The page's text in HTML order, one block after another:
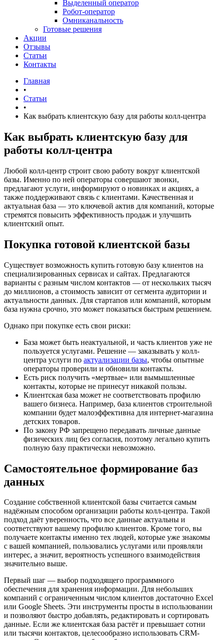
Выделенный оператор
Робот-оператор
Омниканальность
Готовые решения
Акции
Отзывы
Статьи
Контакты
Главная
•
Статьи
•
Как выбрать клиентскую базу для работы колл-центра
Как выбрать клиентскую базу для
работы колл-центра
Любой колл-центр строит свою работу вокруг клиентской
базы. Именно по ней операторы совершают звонки,
предлагают услуги, информируют о новинках и акциях, а
также поддерживают связь с клиентами. Качественная и
актуальная база — это ключевой актив для компаний, которые
стремятся повысить эффективность продаж и улучшить
клиентский опыт.
Покупка готовой клиентской базы
Существует возможность купить готовую базу клиентов на
специализированных сервисах и сайтах. Предлагаются
варианты с разным числом контактов — от нескольких тысяч
до миллионов, а стоимость зависит от сегмента аудитории и
актуальности данных. Для стартапов или компаний, которым
база нужна срочно, это может показаться быстрым решением.
Однако при покупке есть свои риски:
База может быть неактуальной, и часть клиентов уже не
пользуется услугами. Решение — заказывать у колл-
центра услуги по актуализации базы, чтобы опытные
операторы проверили и обновили контакты.
Есть риск получить «мертвые» или вымышленные
контакты, которые не принесут никакой пользы.
Клиентская база может не соответствовать профилю
вашего бизнеса. Например, база клиентов строительной
компании будет малоэффективна для интернет-магазина
детских товаров.
По закону РФ запрещено передавать личные данные
физических лиц без согласия, поэтому легально купить
полную базу практически невозможно.
Самостоятельное формирование баз
данных
Создание собственной клиентской базы считается самым
надёжным способом организации работы колл-центра. Такой
подход даёт уверенность, что все данные актуальны и
соответствуют вашему профилю клиентов. Кроме того, вы
получаете контакты именно тех людей, которые уже знакомы
с вашей компанией, пользовались услугами или проявляли
интерес, а значит, вероятность успешного взаимодействия
значительно выше.
Первый шаг — выбор подходящего программного
обеспечения для хранения информации. Для небольших
компаний с ограниченным числом клиентов достаточно Excel
или Google Sheets. Эти инструменты просты в использовании
и позволяют быстро добавлять, редактировать и сортировать
данные. Если же клиентская база растёт и превышает сотни
или тысячи контактов, целесообразно использовать CRM-